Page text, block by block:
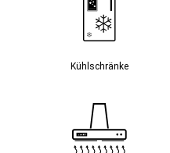
Kühlschränke